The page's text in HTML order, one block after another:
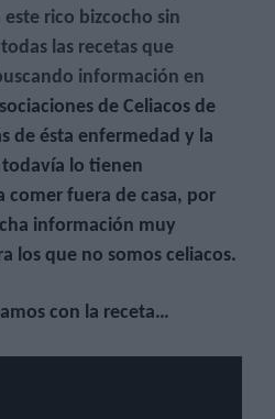
rico bizcocho sin
las recetas que
información en
de Celiacos de
de ésta enfermedad y la
lo tienen
comer fuera de casa, por
información muy
los que no somos celiacos.
con la receta…